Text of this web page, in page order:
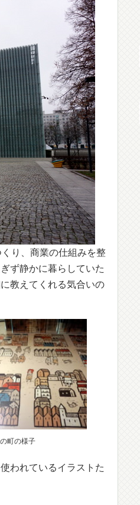
り、商業の仕組みを整
ず静かに暮らしていた
教えてくれる気合いの
町の様子
われているイラストた